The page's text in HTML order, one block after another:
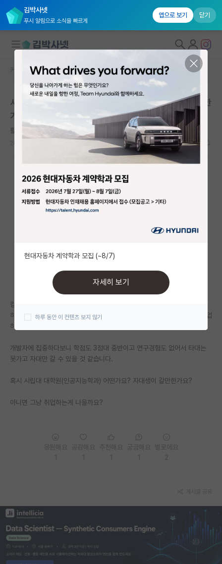
김박사넷
푸시 알림으로 소식을 빠르게
앱으로 보기 닫기
대학원생 모집
연구실&오픈랩
커뮤니티 홈
전체글보기
베스트 게시판
미국 유학 게시판
미국 대학원 합격 후기 게시판
대학원 합격 후기 게시판
석박사 채용 정보 게시판
임용 정보 게시판
학부 인턴 게시판
반도체/AI 게시판
장학금/장학생 게시판
학술 정보 게시판
커뮤니티 홈 자유 게시판(아무개랩)
시립대 대학원(인공지능학과) 어떤가요? 자대생이 갈만한
가요?
활기찬 유클리드
컴퓨터과학과 4학년인데 원래 개발자를 지망하며 인턴도 하고 프로젝트도
하다가 인공지능에 관심이 생겼고, 인공지능으로 석사를 하고 대기업에 취업
하고자 합니다.
개발자에 집중하다보니 학점도 3점대 중반이고 연구경험도 없어서 타대는
못가고 자대만 갈 수 있을 것 같습니다.
혹시 시립대 대학원(인공지능학과) 어떤가요? 자대생이 갈만한가요?
아니면 그냥 취업하는게 나을까요?
현대자동차 계약학과 모집 (~8/7)
자세히 보기
하루 동안 이 컨텐츠 보지 않기